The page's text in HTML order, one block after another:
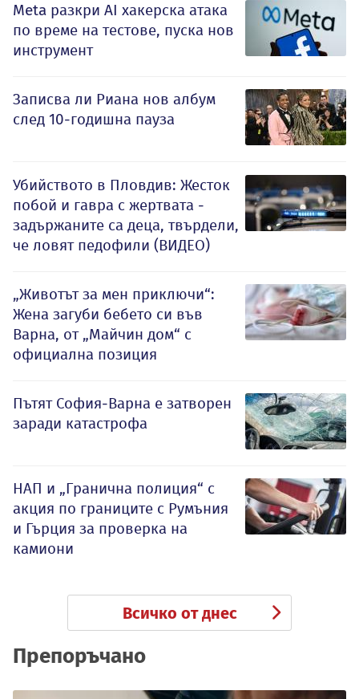
Meta разкри AI хакерска атака
по време на тестове, пуска нов
инструмент
Записва ли Риана нов албум
след 10-годишна пауза
Убийството в Пловдив: Жесток
побой и гавра с жертвата -
задържаните са деца, твърдели,
че ловят педофили (ВИДЕО)
„Животът за мен приключи“:
Жена загуби бебето си във
Варна, от „Майчин дом“ с
официална позиция
Пътят София-Варна е затворен
заради катастрофа
НАП и „Гранична полиция“ с
акция по границите с Румъния
и Гърция за проверка на
камиони
Всичко от днес
Препоръчано